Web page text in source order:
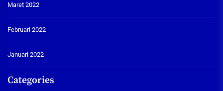
Maret 2022
Februari 2022
Januari 2022
Categories